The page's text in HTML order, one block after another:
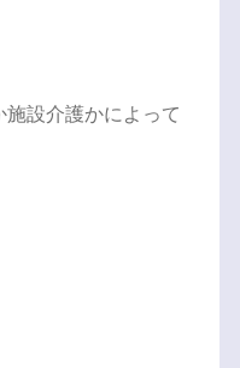
設介護かによって